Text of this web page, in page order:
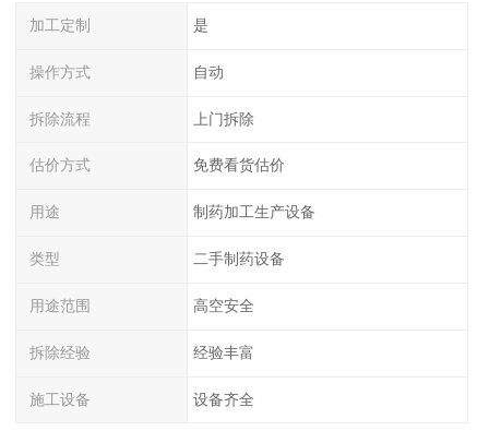
加工定制 是
操作方式 自动
拆除流程 上门拆除
估价方式 免费看货估价
用途 制药加工生产设备
类型 二手制药设备
用途范围 高空安全
拆除经验 经验丰富
施工设备 设备齐全